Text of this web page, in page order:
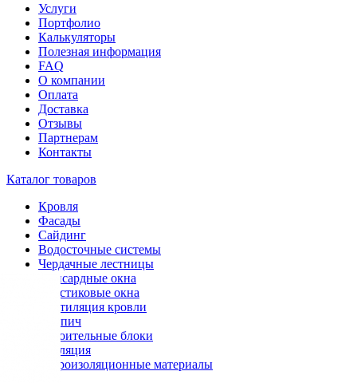
Услуги
Портфолио
Калькуляторы
Полезная информация
FAQ
О компании
Оплата
Доставка
Отзывы
Партнерам
Контакты
Каталог товаров
Кровля
Фасады
Сайдинг
Водосточные системы
Чердачные лестницы
Мансардные окна
Пластиковые окна
Вентиляция кровли
Кирпич
Строительные блоки
Изоляция
Гидроизоляционные материалы